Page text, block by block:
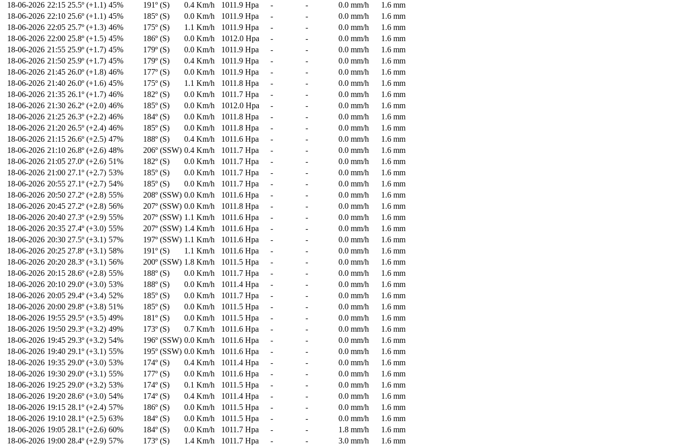
18-06-2026 22:15 25.5º (+1.1) 45% 191º (S) 0.4 Km/h 1011.9 Hpa - - 0.0 mm/h
1.6 mm
18-06-2026 22:10 25.6º (+1.1) 45% 185º (S) 0.0 Km/h 1011.9 Hpa - - 0.0 mm/h
1.6 mm
18-06-2026 22:05 25.7º (+1.3) 46% 175º (S) 1.1 Km/h 1011.9 Hpa - - 0.0 mm/h
1.6 mm
18-06-2026 22:00 25.8º (+1.5) 45% 186º (S) 0.0 Km/h 1012.0 Hpa - - 0.0 mm/h
1.6 mm
18-06-2026 21:55 25.9º (+1.7) 45% 179º (S) 0.0 Km/h 1011.9 Hpa - - 0.0 mm/h
1.6 mm
18-06-2026 21:50 25.9º (+1.7) 45% 179º (S) 0.4 Km/h 1011.9 Hpa - - 0.0 mm/h
1.6 mm
18-06-2026 21:45 26.0º (+1.8) 46% 177º (S) 0.0 Km/h 1011.9 Hpa - - 0.0 mm/h
1.6 mm
18-06-2026 21:40 26.0º (+1.6) 45% 175º (S) 1.1 Km/h 1011.8 Hpa - - 0.0 mm/h
1.6 mm
18-06-2026 21:35 26.1º (+1.7) 46% 182º (S) 0.0 Km/h 1011.7 Hpa - - 0.0 mm/h
1.6 mm
18-06-2026 21:30 26.2º (+2.0) 46% 185º (S) 0.0 Km/h 1012.0 Hpa - - 0.0 mm/h
1.6 mm
18-06-2026 21:25 26.3º (+2.2) 46% 184º (S) 0.0 Km/h 1011.8 Hpa - - 0.0 mm/h
1.6 mm
18-06-2026 21:20 26.5º (+2.4) 46% 185º (S) 0.0 Km/h 1011.8 Hpa - - 0.0 mm/h
1.6 mm
18-06-2026 21:15 26.6º (+2.5) 47% 188º (S) 0.4 Km/h 1011.6 Hpa - - 0.0 mm/h
1.6 mm
18-06-2026 21:10 26.8º (+2.6) 48% 206º (SSW) 0.4 Km/h 1011.7 Hpa - - 0.0 mm/h
1.6 mm
18-06-2026 21:05 27.0º (+2.6) 51% 182º (S) 0.0 Km/h 1011.7 Hpa - - 0.0 mm/h
1.6 mm
18-06-2026 21:00 27.1º (+2.7) 53% 185º (S) 0.0 Km/h 1011.7 Hpa - - 0.0 mm/h
1.6 mm
18-06-2026 20:55 27.1º (+2.7) 54% 185º (S) 0.0 Km/h 1011.7 Hpa - - 0.0 mm/h
1.6 mm
18-06-2026 20:50 27.2º (+2.8) 55% 208º (SSW) 0.0 Km/h 1011.6 Hpa - - 0.0 mm/h
1.6 mm
18-06-2026 20:45 27.2º (+2.8) 56% 207º (SSW) 0.0 Km/h 1011.8 Hpa - - 0.0 mm/h
1.6 mm
18-06-2026 20:40 27.3º (+2.9) 55% 207º (SSW) 1.1 Km/h 1011.6 Hpa - - 0.0 mm/h
1.6 mm
18-06-2026 20:35 27.4º (+3.0) 55% 207º (SSW) 1.4 Km/h 1011.6 Hpa - - 0.0 mm/h
1.6 mm
18-06-2026 20:30 27.5º (+3.1) 57% 197º (SSW) 1.1 Km/h 1011.6 Hpa - - 0.0 mm/h
1.6 mm
18-06-2026 20:25 27.8º (+3.1) 58% 191º (S) 1.1 Km/h 1011.6 Hpa - - 0.0 mm/h
1.6 mm
18-06-2026 20:20 28.3º (+3.1) 56% 200º (SSW) 1.8 Km/h 1011.5 Hpa - - 0.0 mm/h
1.6 mm
18-06-2026 20:15 28.6º (+2.8) 55% 188º (S) 0.0 Km/h 1011.7 Hpa - - 0.0 mm/h
1.6 mm
18-06-2026 20:10 29.0º (+3.0) 53% 188º (S) 0.0 Km/h 1011.4 Hpa - - 0.0 mm/h
1.6 mm
18-06-2026 20:05 29.4º (+3.4) 52% 185º (S) 0.0 Km/h 1011.7 Hpa - - 0.0 mm/h
1.6 mm
18-06-2026 20:00 29.8º (+3.8) 51% 185º (S) 0.0 Km/h 1011.5 Hpa - - 0.0 mm/h
1.6 mm
18-06-2026 19:55 29.5º (+3.5) 49% 181º (S) 0.0 Km/h 1011.5 Hpa - - 0.0 mm/h
1.6 mm
18-06-2026 19:50 29.3º (+3.2) 49% 173º (S) 0.7 Km/h 1011.6 Hpa - - 0.0 mm/h
1.6 mm
18-06-2026 19:45 29.3º (+3.2) 54% 196º (SSW) 0.0 Km/h 1011.6 Hpa - - 0.0 mm/h
1.6 mm
18-06-2026 19:40 29.1º (+3.1) 55% 195º (SSW) 0.0 Km/h 1011.6 Hpa - - 0.0 mm/h
1.6 mm
18-06-2026 19:35 29.0º (+3.0) 53% 174º (S) 0.4 Km/h 1011.4 Hpa - - 0.0 mm/h
1.6 mm
18-06-2026 19:30 29.0º (+3.1) 55% 177º (S) 0.0 Km/h 1011.6 Hpa - - 0.0 mm/h
1.6 mm
18-06-2026 19:25 29.0º (+3.2) 53% 174º (S) 0.1 Km/h 1011.5 Hpa - - 0.0 mm/h
1.6 mm
18-06-2026 19:20 28.6º (+3.0) 54% 174º (S) 0.4 Km/h 1011.4 Hpa - - 0.0 mm/h
1.6 mm
18-06-2026 19:15 28.1º (+2.4) 57% 186º (S) 0.0 Km/h 1011.5 Hpa - - 0.0 mm/h
1.6 mm
18-06-2026 19:10 28.1º (+2.5) 63% 184º (S) 0.0 Km/h 1011.5 Hpa - - 0.0 mm/h
1.6 mm
18-06-2026 19:05 28.1º (+2.6) 60% 184º (S) 0.0 Km/h 1011.7 Hpa - - 1.8 mm/h
1.6 mm
18-06-2026 19:00 28.4º (+2.9) 57% 173º (S) 1.4 Km/h 1011.7 Hpa - - 3.0 mm/h
1.6 mm